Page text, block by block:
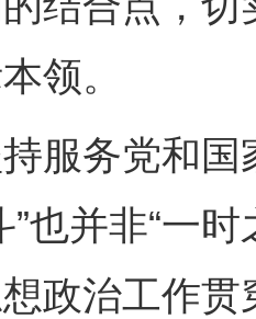
领。
务党和国
”也并非“一
政治工作